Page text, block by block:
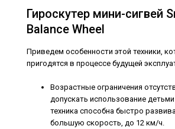
..
Гироскутер мини-сигвей
Balance Wheel
Приведем особенности этой техники,
пригодятся в процессе будущей
Возрастные ограничения
допускать использование
техника способна быстро
большую скорость, до 12 км/ч.